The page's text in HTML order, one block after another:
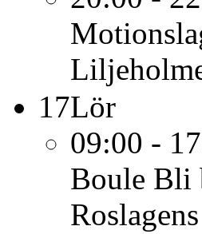
17Lör
09:00 -
Boule Bli